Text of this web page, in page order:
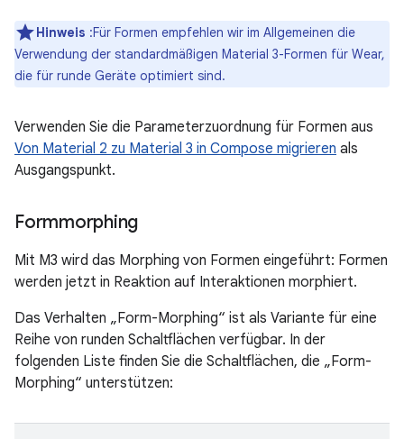
Hinweis :Für Formen empfehlen wir im Allgemeinen die
Verwendung der standardmäßigen Material 3-Formen für Wear,
die für runde Geräte optimiert sind.
Verwenden Sie die Parameterzuordnung für Formen aus
Von Material 2 zu Material 3 in Compose migrieren als
Ausgangspunkt.
Formmorphing
Mit M3 wird das Morphing von Formen eingeführt: Formen
werden jetzt in Reaktion auf Interaktionen morphiert.
Das Verhalten „Form-Morphing“ ist als Variante für eine
Reihe von runden Schaltflächen verfügbar. In der
folgenden Liste finden Sie die Schaltflächen, die „Form-
Morphing“ unterstützen: